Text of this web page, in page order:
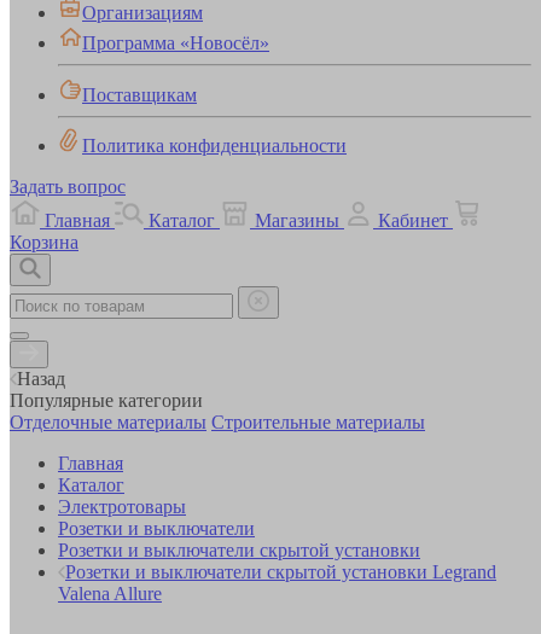
Организациям
Программа «Новосёл»
Поставщикам
Политика конфиденциальности
Задать вопрос
Главная
Каталог Магазины
Кабинет
Корзина
Назад
Популярные категории
Отделочные материалы Строительные материалы
Главная
Каталог
Электротовары
Розетки и выключатели
Розетки и выключатели скрытой установки
Розетки и выключатели скрытой установки Legrand
Valena Allure